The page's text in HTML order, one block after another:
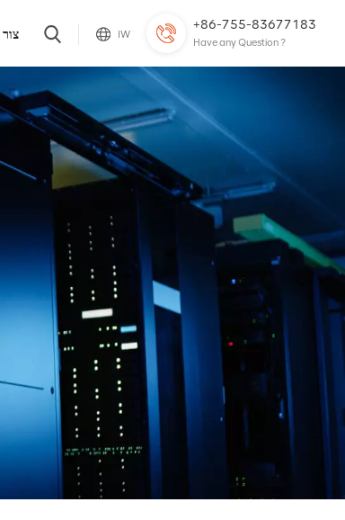
+86-755-83677183
Have any Question ?
IW